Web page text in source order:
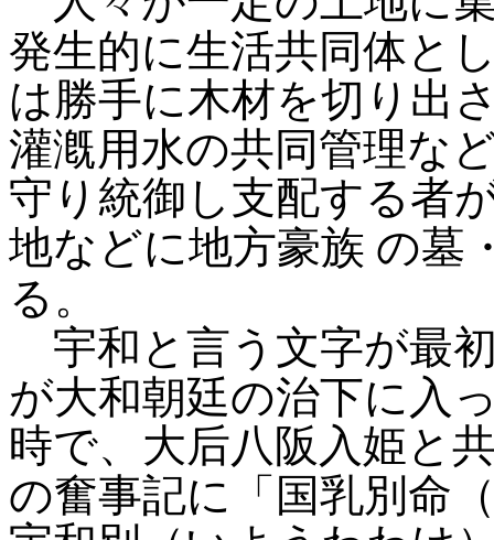
発生的に生活共同体と
は勝手に木材を切り出
灌漑用水の共同管理な
守り統御し支配する者
地などに地方豪族 の墓
る。
宇和と言う文字が最
が大和朝廷の治下に入
時で、大后八阪入姫と
の奮事記に「国乳別命